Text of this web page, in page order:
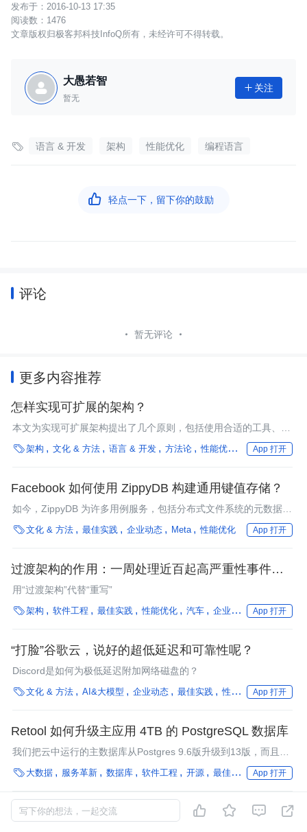
2016-10-13 17:35
1476
文章版权归极客邦科技InfoQ所有，未经许可不得转载。
大愚若智
暂无
 关注
 语言 & 开发 架构 性能优化 编程语言
 轻点一下，留下你的鼓励
评论
暂无评论
更多内容推荐
怎样实现可扩展的架构？
本文为实现可扩展架构提出了几个原则，包括使用合适的工具、不
要把写入优先和读取优先数据库弄混了等等。
架构 文化 & 方法 语言 & 开发 方法论 性能优化 中间件 编程
App 打开
Facebook 如何使用 ZippyDB 构建通用键值存储？
如今，ZippyDB 为许多用例服务，包括分布式文件系统的元数据、
为内部和外部目的计算事件，以及用于各种应用功能的产品数据。
文化 & 方法 最佳实践 企业动态 Meta 性能优化 App 打开
过渡架构的作用：一周处理近百起高严重性事件，如
何重写这个技术负债系统？
用“过渡架构”代替“重写”
架构 软件工程 最佳实践 性能优化 汽车 企业动态 App 打开
“打脸”谷歌云，说好的超低延迟和可靠性呢？
Discord是如何为极低延迟附加网络磁盘的？
文化 & 方法 AI&大模型 企业动态 最佳实践 性能优化 操作系统
App 打开
Retool 如何升级主应用 4TB 的 PostgreSQL 数据库
我们把云中运行的主数据库从Postgres 9.6版升级到13版，而且停
机时间极短。
 大数据 服务革新 数据库 软件工程 开源 最佳实践 性能优化
App 打开
Clubhouse 技术实践：如何扩大服务规模，并以 3
写下你的想法，一起交流    